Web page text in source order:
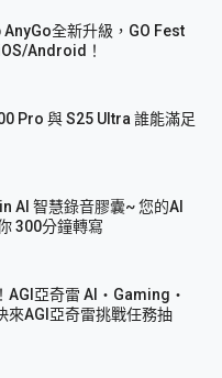
全新升級，GO Fest
Android！
Pro 與 S25 Ultra 誰能滿足
AI 智慧錄音膠囊~ 您的AI
300分鐘轉寫
AGI亞奇雷 AI・Gaming・
來AGI亞奇雷挑戰任務抽